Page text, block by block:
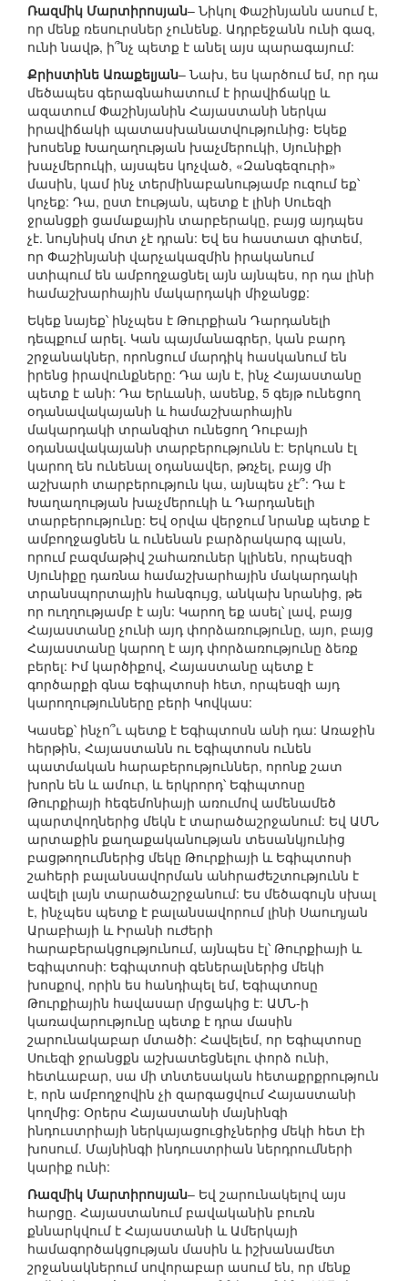
Ռազմիկ Մարտիրոսյան– Նիկոլ Փաշինյանն ասում է,
որ մենք ռեսուրսներ չունենք. Ադրբեջանն ունի գազ,
ունի նավթ, ի՞նչ պետք է անել այս պարագայում:
Քրիստինե Առաքելյան– Նախ, ես կարծում եմ, որ դա
մեծապես գերագնահատում է իրավիճակը և
ազատում Փաշինյանին Հայաստանի ներկա
իրավիճակի պատասխանատվությունից։ Եկեք
խոսենք Խաղաղության խաչմերուկի, Սյունիքի
խաչմերուկի, այսպես կոչված, «Զանգեզուրի»
մասին, կամ ինչ տերմինաբանությամբ ուզում եք՝
կոչեք: Դա, ըստ էության, պետք է լինի Սուեզի
ջրանցքի ցամաքային տարբերակը, բայց այդպես
չէ. նույնիսկ մոտ չէ դրան: Եվ ես հաստատ գիտեմ,
որ Փաշինյանի վարչակազմին իրականում
ստիպում են ամբողջացնել այն այնպես, որ դա լինի
համաշխարհային մակարդակի միջանցք:
Եկեք նայեք՝ ինչպես է Թուրքիան Դարդանելի
դեպքում արել. Կան պայմանագրեր, կան բարդ
շրջանակներ, որոնցում մարդիկ հասկանում են
իրենց իրավունքները: Դա այն է, ինչ Հայաստանը
պետք է անի: Դա Երևանի, ասենք, 5 գեյթ ունեցող
օդանավակայանի և համաշխարհային
մակարդակի տրանզիտ ունեցող Դուբայի
օդանավակայանի տարբերությունն է: Երկուսն էլ
կարող են ունենալ օդանավեր, թռչել, բայց մի
աշխարհ տարբերություն կա, այնպես չէ՞: Դա է
Խաղաղության խաչմերուկի և Դարդանելի
տարբերությունը: Եվ օրվա վերջում նրանք պետք է
ամբողջացնեն և ունենան բարձրակարգ պլան,
որում բազմաթիվ շահառուներ կլինեն, որպեսզի
Սյունիքը դառնա համաշխարհային մակարդակի
տրանսպորտային հանգույց, անկախ նրանից, թե
որ ուղղությամբ է այն: Կարող եք ասել՝ լավ, բայց
Հայաստանը չունի այդ փորձառությունը, այո, բայց
Հայաստանը կարող է այդ փորձառությունը ձեռք
բերել: Իմ կարծիքով, Հայաստանը պետք է
գործարքի գնա Եգիպտոսի հետ, որպեսզի այդ
կարողությունները բերի Կովկաս:
Կասեք՝ ինչո՞ւ պետք է Եգիպտոսն անի դա: Առաջին
հերթին, Հայաստանն ու Եգիպտոսն ունեն
պատմական հարաբերություններ, որոնք շատ
խորն են և ամուր, և երկրորդ՝ Եգիպտոսը
Թուրքիայի հեգեմոնիայի առումով ամենամեծ
պարտվողներից մեկն է տարածաշրջանում: Եվ ԱՄՆ
արտաքին քաղաքականության տեսանկյունից
բացթողումներից մեկը Թուրքիայի և Եգիպտոսի
շահերի բալանսավորման անհրաժեշտությունն է
ավելի լայն տարածաշրջանում: Ես մեծագույն սխալ
է, ինչպես պետք է բալանսավորում լինի Սաուդյան
Արաբիայի և Իրանի ուժերի
հարաբերակցությունում, այնպես էլ՝ Թուրքիայի և
Եգիպտոսի: Եգիպտոսի գեներալներից մեկի
խոսքով, որին ես հանդիպել եմ, Եգիպտոսը
Թուրքիային հավասար մրցակից է: ԱՄՆ-ի
կառավարությունը պետք է դրա մասին
շարունակաբար մտածի: Հավելեմ, որ Եգիպտոսը
Սուեզի ջրանցքն աշխատեցնելու փորձ ունի,
հետևաբար, սա մի տնտեսական հետաքրքրություն
է, որն ամբողջովին չի զարգացվում Հայաստանի
կողմից: Օրերս Հայաստանի մայնինգի
ինդուստրիայի ներկայացուցիչներից մեկի հետ էի
խոսում. Մայնինգի ինդուստրիան ներդրումների
կարիք ունի:
Ռազմիկ Մարտիրոսյան– Եվ շարունակելով այս
հարցը. Հայաստանում բավականին բուռն
քննարկվում է Հայաստանի և Ամերկայի
համագործակցության մասին և իշխանամետ
շրջանակներում սովորաբար ասում են, որ մենք